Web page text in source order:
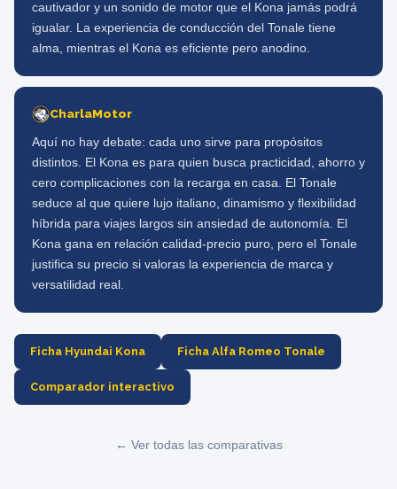
cautivador y un sonido de motor que el Kona jamás podrá
igualar. La experiencia de conducción del Tonale tiene
alma, mientras el Kona es eficiente pero anodino.
CharlaMotor
Aquí no hay debate: cada uno sirve para propósitos
distintos. El Kona es para quien busca practicidad, ahorro y
cero complicaciones con la recarga en casa. El Tonale
seduce al que quiere lujo italiano, dinamismo y flexibilidad
híbrida para viajes largos sin ansiedad de autonomía. El
Kona gana en relación calidad-precio puro, pero el Tonale
justifica su precio si valoras la experiencia de marca y
versatilidad real.
Ficha Hyundai Kona Ficha Alfa Romeo Tonale
Comparador interactivo
← Ver todas las comparativas